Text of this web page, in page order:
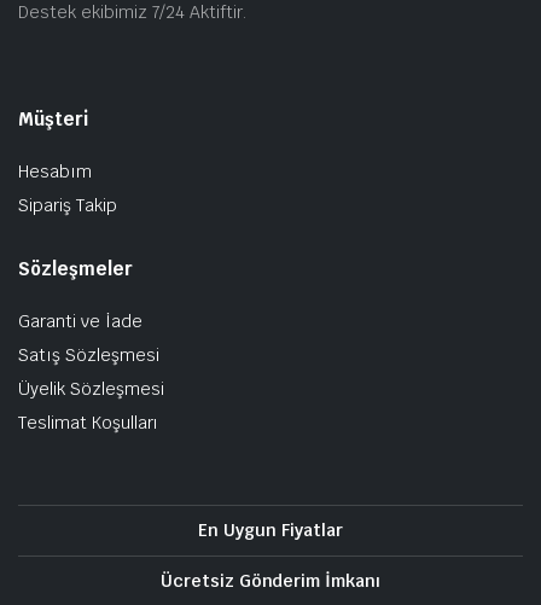
Destek ekibimiz 7/24 Aktiftir.
Müşteri
Hesabım
Sipariş Takip
Sözleşmeler
Garanti ve İade
Satış Sözleşmesi
Üyelik Sözleşmesi
Teslimat Koşulları
En Uygun Fiyatlar
Ücretsiz Gönderim İmkanı